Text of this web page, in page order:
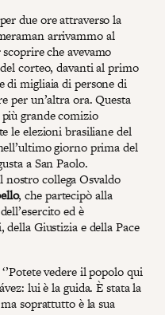
due ore attraverso la
arrivammo al
che avevamo
corteo, davanti al primo
di migliaia di persone di
per un’altra ora. Questa
grande comizio
le elezioni brasiliane del
giorno prima del
a San Paolo.
collega Osvaldo
, che partecipò alla
ed è
Giustizia e della Pace
vedere il popolo qui
lui è la guida. È stata la
soprattutto è la sua